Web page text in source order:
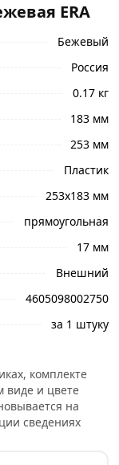
сделать
Наши
ERA с сеткой
вытяжных
ERA
Бежевый
Россия
0.17 кг
183 мм
253 мм
Пластик
253х183 мм
прямоугольная
17 мм
Внешний
4605098002750
за 1 штуку
комплекте
виде и цвете
на
сведениях